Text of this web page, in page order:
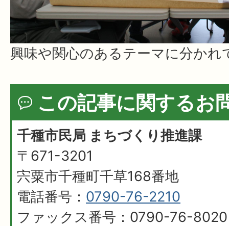
興味や関心のあるテーマに分かれ
この記事に関するお
千種市民局 まちづくり推進課
〒671-3201
宍粟市千種町千草168番地
電話番号： 0790-76-2210
ファックス番号：0790-76-8020